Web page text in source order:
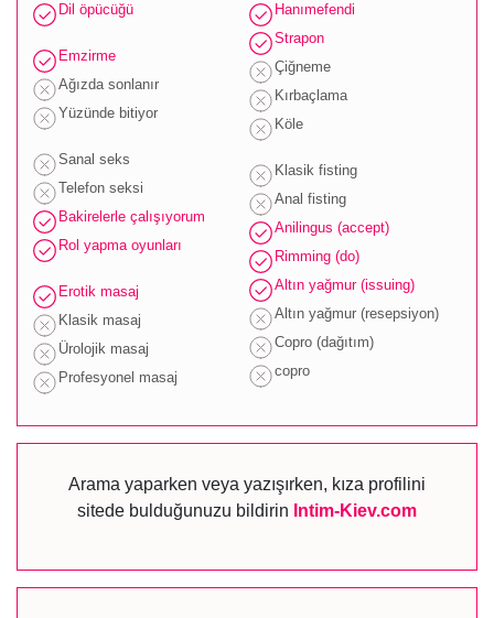
Dil öpücüğü
Emzirme
Ağızda sonlanır
Yüzünde bitiyor
Sanal seks
Telefon seksi
Bakirelerle çalışıyorum
Rol yapma oyunları
Erotik masaj
Klasik masaj
Ürolojik masaj
Profesyonel masaj
Hanımefendi
Strapon
Çiğneme
Kırbaçlama
Köle
Klasik fisting
Anal fisting
Anilingus (accept)
Rimming (do)
Altın yağmur (issuing)
Altın yağmur (resepsiyon)
Copro (dağıtım)
copro
Arama yaparken veya yazışırken, kıza profilini
sitede bulduğunuzu bildirin Intim-Kiev.com